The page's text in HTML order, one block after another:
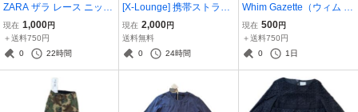
ZARA ザラ レース ニット
ワンピース アイボリー 半
袖 ひざ上丈 Ｍサイズ
試着のみ タグ付き
現在 1,000円
＋送料750円
0
22時間
[X-Lounge] 携帯ストラッ
プ チェーンストラップ 軽
量80g スマホストラップ
スマホショルダー パッ
現在 2,000円
送料無料
0
24時間
Whim Gazette（ウィム ガ
ゼット） ニットワンピー
ス 長袖 ロングワンピース
リブ リブニットワンピー
ラベルなし
現在 500円
＋送料750円
0
1日